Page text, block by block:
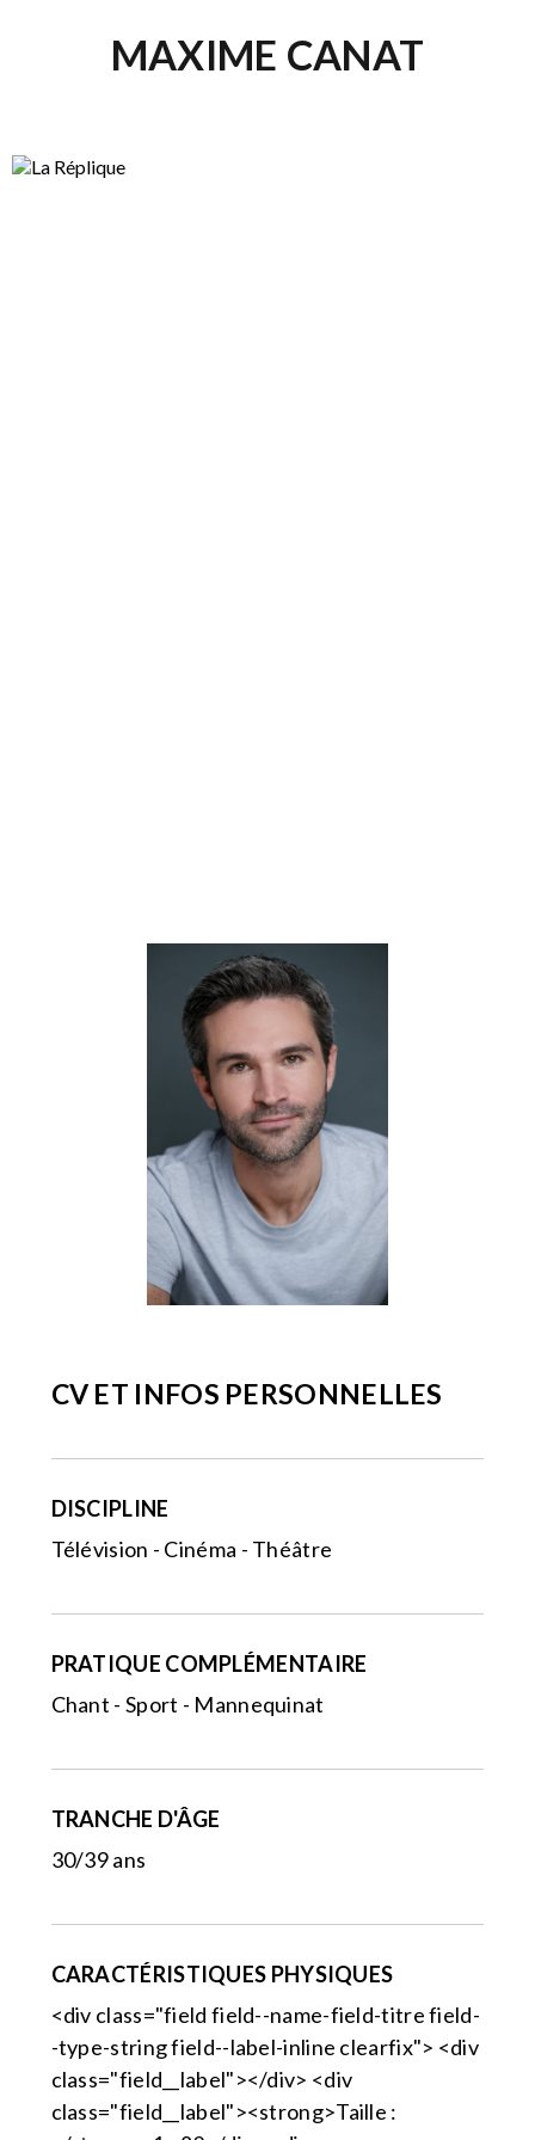
MAXIME CANAT
CV ET INFOS PERSONNELLES
DISCIPLINE
Télévision - Cinéma - Théâtre
PRATIQUE COMPLÉMENTAIRE
Chant - Sport - Mannequinat
TRANCHE D'ÂGE
30/39 ans
CARACTÉRISTIQUES PHYSIQUES
<div class="field field--name-field-titre field-
-type-string field--label-inline clearfix"> <div
class="field__label"></div> <div
class="field__label"><strong>Taille :